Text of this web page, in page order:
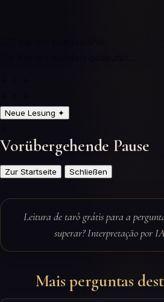
Neue Lesung ✦
Vorübergehende Pause
Zur Startseite Schließen
Leitura de tarô grátis para a
superar? Interpretação por
Mais perguntas